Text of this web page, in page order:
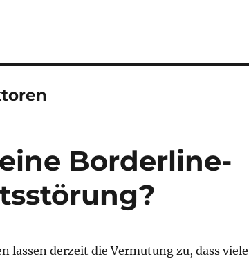
Borderline-
lassen derzeit die Vermutung zu, dass